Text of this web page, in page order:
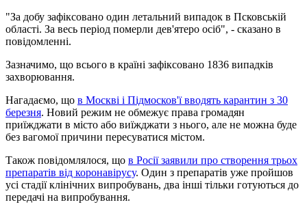
"За добу зафіксовано один летальний випадок в Псковській
області. За весь період померли дев'ятеро осіб", - сказано в
повідомленні.
Зазначимо, що всього в країні зафіксовано 1836 випадків
захворювання.
Нагадаємо, що в Москві і Підмосков'ї вводять карантин з 30
березня. Новий режим не обмежує права громадян
приїжджати в місто або виїжджати з нього, але не можна буде
без вагомої причини пересуватися містом.
Також повідомлялося, що в Росії заявили про створення трьох
препаратів від коронавірусу. Один з препаратів уже пройшов
усі стадії клінічних випробувань, два інші тільки готуються до
передачі на випробування.